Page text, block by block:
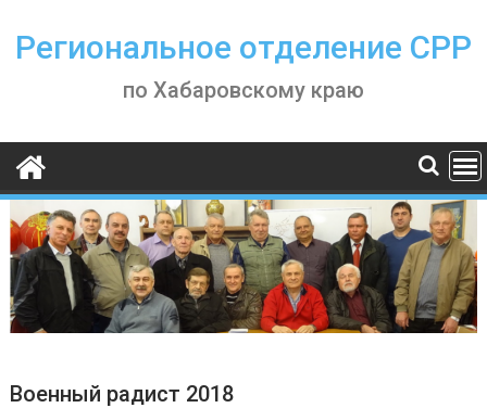
content
Региональное отделение СРР
по Хабаровскому краю
Военный радист 2018